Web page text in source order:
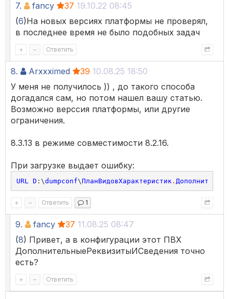
7. fancy 37 19.10.22 08:45
(6)На новых версиях платформы не проверял,
в последнее время не было подобных задач
+ – Ответить
8. Arxxximed 39 10.08.25 18:50
У меня не получилось )) , до такого способа
догадался сам, но потом нашел вашу статью.
Возможно верссия платформы, или другие
ограничения.
8.3.13 в режиме совместимости 8.2.16.
При загрузке выдает ошибку:
URL D :\dumpconf\ПланВидовХарактеристик .
+ – Ответить 1
9. fancy 37 11.08.25 08:47
(8) Привет, а в конфигурации этот ПВХ
ДополнительныеРеквизитыИСведения точно
есть?
+ – Ответить